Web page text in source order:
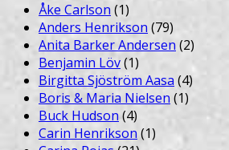
Åke Carlson(1)
Anders Henrikson (79)
Anita Barker Andersen(2)
Benjamin Löv(1)
Birgitta Sjöström Aasa (4)
Boris & Maria Nielsen (1)
Buck Hudson(4)
Carin Henrikson(1)